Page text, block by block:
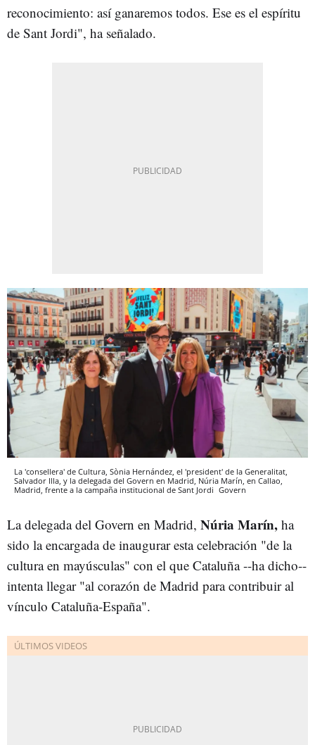
reconocimiento: así ganaremos todos. Ese es el espíritu
de Sant Jordi", ha señalado.
La 'consellera' de Cultura, Sònia Hernández, el 'president' de la Generalitat,
Salvador Illa, y la delegada del Govern en Madrid, Núria Marín, en Callao,
Madrid, frente a la campaña institucional de Sant Jordi Govern
La delegada del Govern en Madrid, Núria Marín, ha
sido la encargada de inaugurar esta celebración "de la
cultura en mayúsculas" con el que Cataluña --ha dicho--
intenta llegar "al corazón de Madrid para contribuir al
vínculo Cataluña-España".